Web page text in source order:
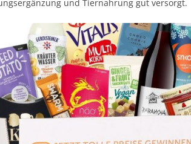
und Tiernahrung gut versorgt.